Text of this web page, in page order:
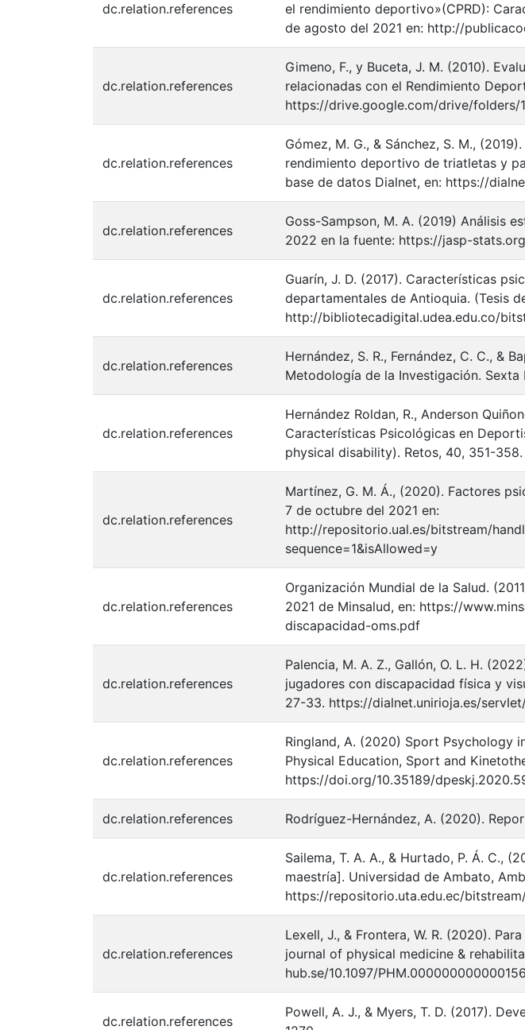
dc.relation.references
el rendimiento deportivo»(CPRD):
de agosto del 2021 en: http://
dc.relation.references
Gimeno, F., y Buceta, J. M. (2010).
relacionadas con el Rendimiento
https://drive.google.com/drive/folders/
dc.relation.references
Gómez, M. G., & Sánchez, S. M.,
rendimiento deportivo de triatletas y
base de datos Dialnet, en: https://
dc.relation.references
Goss-Sampson, M. A. (2019) Análisis
2022 en la fuente: https://jasp-
dc.relation.references
Guarín, J. D. (2017). Características
departamentales de Antioquia. (Tesis
http://bibliotecadigital.udea.edu.co/
dc.relation.references
Hernández, S. R., Fernández, C. C., &
Metodología de la Investigación. Sexta
dc.relation.references
Hernández Roldan, R., Anderson
Características Psicológicas en
physical disability). Retos, 40, 351-
dc.relation.references
Martínez, G. M. Á., (2020). Factores
7 de octubre del 2021 en:
http://repositorio.ual.es/bitstream/
sequence=1&isAllowed=y
dc.relation.references
Organización Mundial de la Salud.
2021 de Minsalud, en: https://
discapacidad-oms.pdf
dc.relation.references
Palencia, M. A. Z., Gallón, O. L. H.
jugadores con discapacidad física y
27-33. https://dialnet.unirioja.es/
dc.relation.references
Ringland, A. (2020) Sport Psychology
Physical Education, Sport and
https://doi.org/10.35189/
dc.relation.references Rodríguez-Hernández, A. (2020).
dc.relation.references
Sailema, T. A. A., & Hurtado, P. Á. C.,
maestría]. Universidad de Ambato,
https://repositorio.uta.edu.ec/
dc.relation.references
Lexell, J., & Frontera, W. R. (2020).
journal of physical medicine &
hub.se/10.1097/
dc.relation.references
Powell, A. J., & Myers, T. D. (2017).